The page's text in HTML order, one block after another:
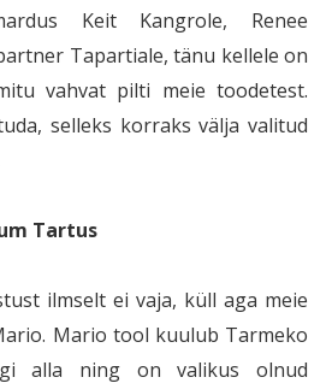
Keit Kangrole, Renee
Tapartiale, tänu kellele on
vahvat pilti meie toodetest.
selleks korraks välja valitud
Tartus
ilmselt ei vaja, küll aga meie
Mario tool kuulub Tarmeko
alla ning on valikus olnud